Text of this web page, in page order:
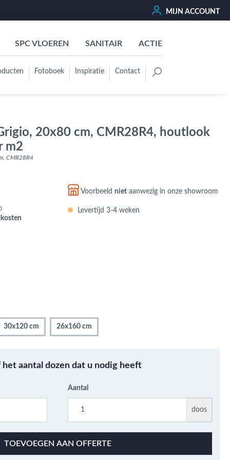
MIJN ACCOUNT
SPC VLOEREN SANITAIR ACTIE
Grijs - Antraciet - Zwart
Bruin - Cotto - Moka
Natuursteenlook
Fotoboek Inspiratie Contact
20x80 cm, CMR28R4, houtlook
m2
CMR28R4
Voorbeeld niet aanwezig in onze showroom
Levertijd 3-4 weken
30x120 cm 26x160 cm
aantal dozen dat u nodig heeft
Aantal
doos
TOEVOEGEN AAN OFFERTE